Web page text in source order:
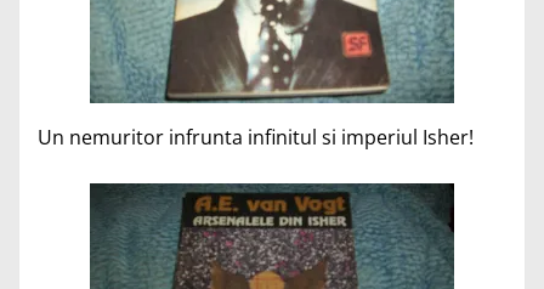
Un nemuritor infrunta infinitul si imperiul Isher!